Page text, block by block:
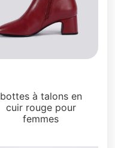
bottes à talons en
cuir rouge pour
femmes